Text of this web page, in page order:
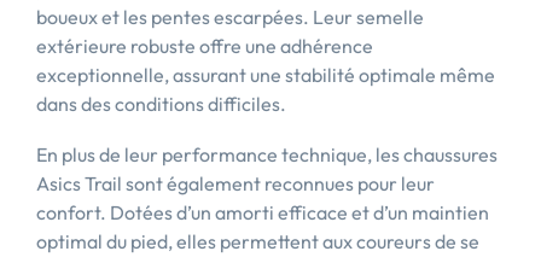
boueux et les pentes escarpées. Leur semelle
extérieure robuste offre une adhérence
exceptionnelle, assurant une stabilité optimale même
dans des conditions difficiles.
En plus de leur performance technique, les chaussures
Asics Trail sont également reconnues pour leur
confort. Dotées d’un amorti efficace et d’un maintien
optimal du pied, elles permettent aux coureurs de se